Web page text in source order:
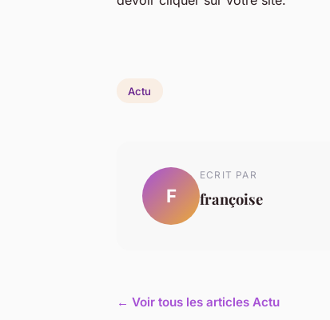
Actu
F
ECRIT PAR
françoise
← Voir tous les articles Actu